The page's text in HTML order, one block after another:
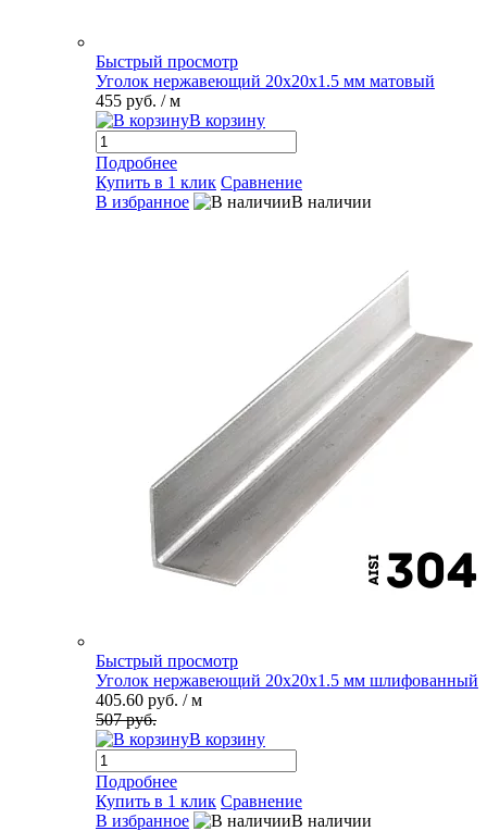
Быстрый просмотр
Уголок нержавеющий 20х20х1.5 мм матовый
455 руб. / м
В корзину
Подробнее
Купить в 1 клик Сравнение
В избранное
В наличии
Быстрый просмотр
Уголок нержавеющий 20х20х1.5 мм шлифованный
405.60 руб. / м
507 руб.
В корзину
Подробнее
Купить в 1 клик Сравнение
В избранное
В наличии